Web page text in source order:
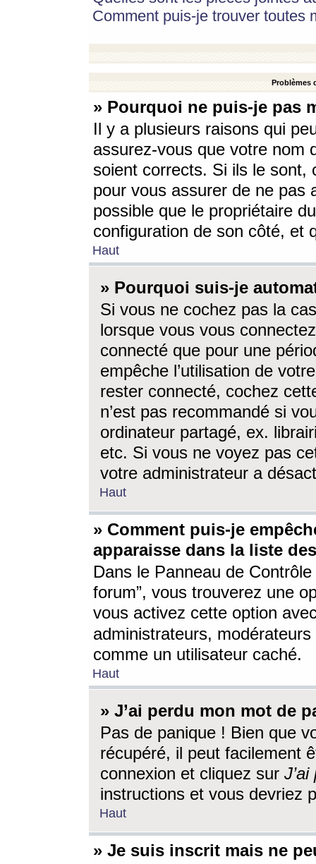
Comment puis-je trouver toutes
Problèmes
» Pourquoi ne puis-je pas
Il y a plusieurs raisons qui
assurez-vous que votre nom
soient corrects. Si ils le sont,
pour vous assurer de ne pas
possible que le propriétaire
configuration de son côté, et
Haut
» Pourquoi suis-je
Si vous ne cochez pas la
lorsque vous vous
connecté que pour une
empêche l’utilisation de
rester connecté, cochez
n’est pas recommandé si
ordinateur partagé, ex.
etc. Si vous ne voyez pas
votre administrateur a
Haut
» Comment puis-je
apparaisse dans la liste
Dans le Panneau de
forum”, vous trouverez une
vous activez cette option
administrateurs,
comme un utilisateur caché.
Haut
» J’ai perdu mon mot de
Pas de panique ! Bien que
récupéré, il peut facilement
connexion et cliquez sur
instructions et vous devriez
Haut
» Je suis inscrit mais ne